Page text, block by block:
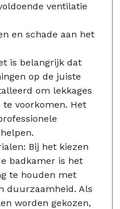
ventilatie
en schade aan het
is belangrijk dat
op de juiste
om lekkages
voorkomen. Het
Bij het kiezen
badkamer is het
te houden met
duurzaamheid. Als
worden gekozen,